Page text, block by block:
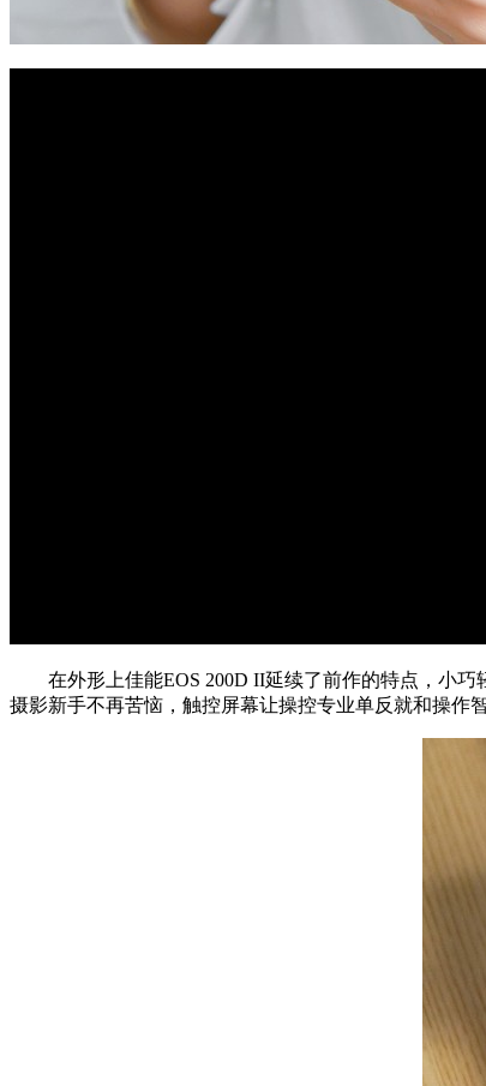
在外形上佳能EOS 200D II延续了前作的特点，小巧
摄影新手不再苦恼，触控屏幕让操控专业单反就和操作